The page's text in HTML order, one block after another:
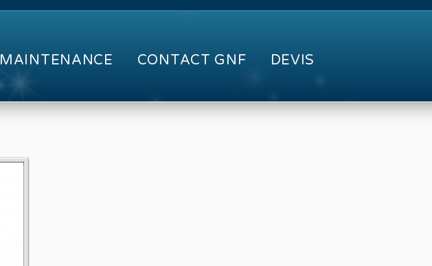
MAINTENANCE CONTACT GNF DEVIS